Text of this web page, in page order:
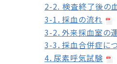
2-2. 検査終了後の
3-1．採血の流れ
3-2．外来採血室の
3-3．採血合併症に
4．尿素呼気試験